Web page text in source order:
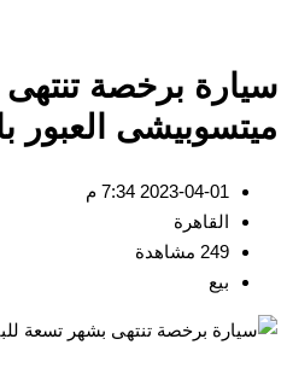
سيارة برخصة تنتهى
ميتسوبيشى العبور
2023-04-01 7:34 م
القاهرة
249 مشاهدة
بيع